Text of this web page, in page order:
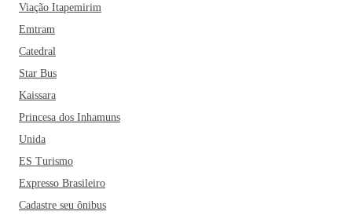
Viação Itapemirim
Emtram
Catedral
Star Bus
Kaissara
Princesa dos Inhamuns
Unida
ES Turismo
Expresso Brasileiro
Cadastre seu ônibus